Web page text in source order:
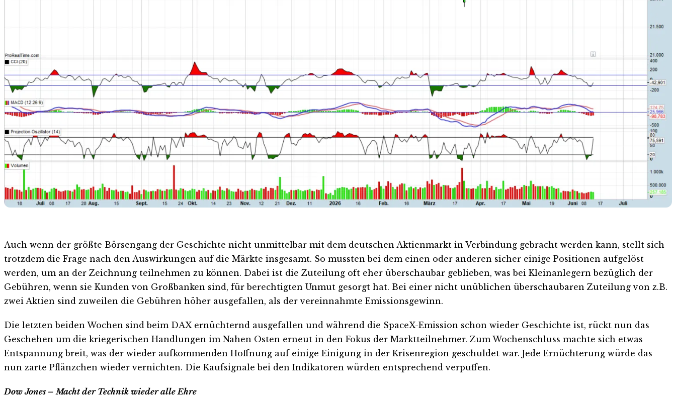
Auch wenn der größte Börsengang der Geschichte nicht unmittelbar mit dem deutschen Aktienmarkt in Verbindung gebracht werden kann, stellt sich
trotzdem die Frage nach den Auswirkungen auf die Märkte insgesamt. So mussten bei dem einen oder anderen sicher einige Positionen aufgelöst
werden, um an der Zeichnung teilnehmen zu können. Dabei ist die Zuteilung oft eher überschaubar geblieben, was bei Kleinanlegern bezüglich der
Gebühren, wenn sie Kunden von Großbanken sind, für berechtigten Unmut gesorgt hat. Bei einer nicht unüblichen überschaubaren Zuteilung von z.B.
zwei Aktien sind zuweilen die Gebühren höher ausgefallen, als der vereinnahmte Emissionsgewinn.
Die letzten beiden Wochen sind beim DAX ernüchternd ausgefallen und während die SpaceX-Emission schon wieder Geschichte ist, rückt nun das
Geschehen um die kriegerischen Handlungen im Nahen Osten erneut in den Fokus der Marktteilnehmer. Zum Wochenschluss machte sich etwas
Entspannung breit, was der wieder aufkommenden Hoffnung auf einige Einigung in der Krisenregion geschuldet war. Jede Ernüchterung würde das
nun zarte Pflänzchen wieder vernichten. Die Kaufsignale bei den Indikatoren würden entsprechend verpuffen.
Dow Jones – Macht der Technik wieder alle Ehre